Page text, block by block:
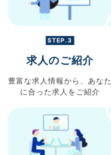
STEP.3
求人のご紹介
豊富な求人情報から、 あなた
に合った求人を ご紹介